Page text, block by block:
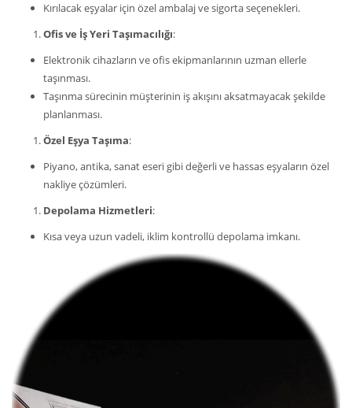
Kırılacak eşyalar için özel ambalaj ve sigorta seçenekleri.
Ofis ve İş Yeri Taşımacılığı:
Elektronik cihazların ve ofis ekipmanlarının uzman ellerle
taşınması.
Taşınma sürecinin müşterinin iş akışını aksatmayacak şekilde
planlanması.
Özel Eşya Taşıma:
Piyano, antika, sanat eseri gibi değerli ve hassas eşyaların özel
nakliye çözümleri.
Depolama Hizmetleri:
Kısa veya uzun vadeli, iklim kontrollü depolama imkanı.